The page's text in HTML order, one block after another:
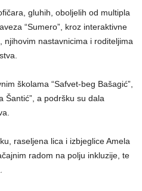
gluhih, oboljelih od multipla
“Sumero”, kroz interaktivne
njihovim nastavnicima i roditeljima
školama “Safvet-beg Bašagić”,
Šantić”, a podršku su dala
raseljena lica i izbjeglice Amela
radom na polju inkluzije, te